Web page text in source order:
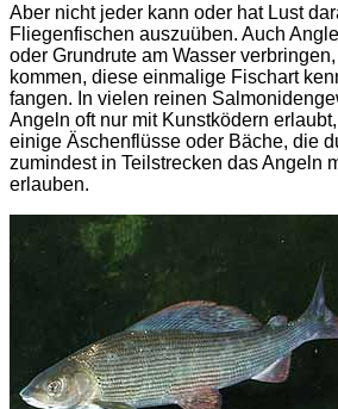
Aber nicht jeder kann oder hat Lust
Fliegenfischen auszuüben. Auch
oder Grundrute am Wasser
kommen, diese einmalige Fischart
fangen. In vielen reinen
Angeln oft nur mit Kunstködern
einige Äschenflüsse oder Bäche, die
zumindest in Teilstrecken das Angeln
erlauben.